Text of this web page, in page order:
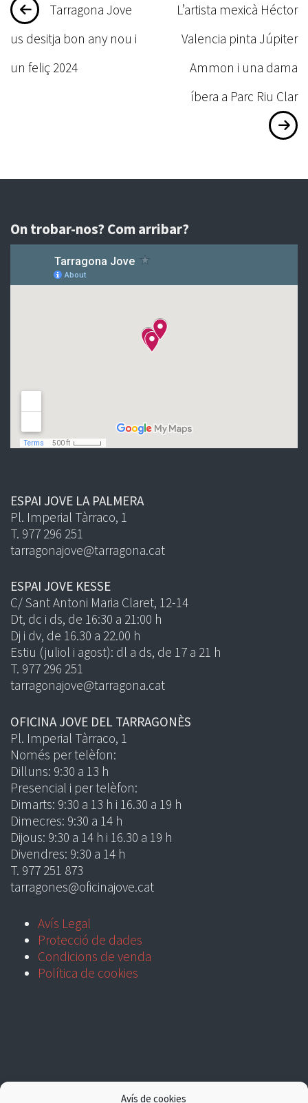
Avís de cookies
Navegació
d'entrades
Tarragona Jove
us desitja bon any nou i
un feliç 2024
L’artista mexicà Héctor
Valencia pinta Júpiter
Ammon i una dama
íbera a Parc Riu Clar
On trobar-nos? Com arribar?
ESPAI JOVE LA PALMERA
Pl. Imperial Tàrraco, 1
T. 977 296 251
tarragonajove@tarragona.cat
ESPAI JOVE KESSE
C/ Sant Antoni Maria Claret, 12-14
Dt, dc i ds, de 16:30 a 21:00 h
Dj i dv, de 16.30 a 22.00 h
Estiu (juliol i agost): dl a ds, de 17 a 21 h
T. 977 296 251
tarragonajove@tarragona.cat
OFICINA JOVE DEL TARRAGONÈS
Pl. Imperial Tàrraco, 1
Només per telèfon:
Dilluns: 9:30 a 13 h
Presencial i per telèfon:
Dimarts: 9:30 a 13 h i 16.30 a 19 h
Dimecres: 9:30 a 14 h
Dijous: 9:30 a 14 h i 16.30 a 19 h
Divendres: 9:30 a 14 h
T. 977 251 873
tarragones@oficinajove.cat
Avís Legal
Protecció de dades
Condicions de venda
Política de cookies